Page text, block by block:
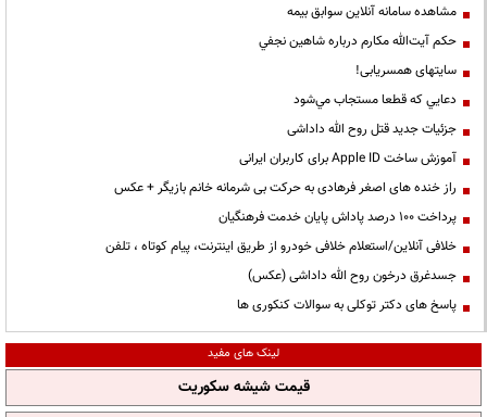
مشاهده سامانه آنلاين سوابق بیمه
حكم آيت‌الله مكارم درباره شاهين نجفي
سایتهای همسریابی!
دعايي كه قطعا مستجاب مي‌شود
جزئیات جدید قتل روح الله داداشی
آموزش ساخت Apple ID برای کاربران ایرانی
راز خنده های اصغر فرهادی به حرکت بی شرمانه خانم بازیگر + عکس
پرداخت ۱۰۰ درصد پاداش پایان خدمت فرهنگیان
خلافی آنلاین/استعلام خلافی خودرو از طریق اینترنت، پیام کوتاه ، تلفن
جسدغرق درخون روح الله داداشی (عکس)
پاسخ های دکتر توکلی به سوالات کنکوری ها
لینک های مفید
قیمت شیشه سکوریت